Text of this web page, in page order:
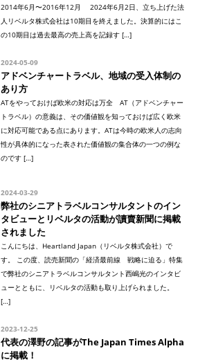
2014年6月〜2016年12月 2024年6月2日、立ち上げた法
人リベルタ株式会社は10期目を終えました。決算的にはこ
の10期目は過去最高の売上高を記録す […]
2024-05-09
アドベンチャートラベル、地域の受入体制の
あり方
ATをやっておけば欧米の対応は万全 AT（アドベンチャー
トラベル）の意義は、その価値観を知っておけば広く欧米
に対応可能である点にあります。ATは今時の欧米人の志向
性が具体的になった表された価値観の集合体の一つの例な
のです […]
2024-03-29
弊社のシニアトラベルコンサルタントのイン
タビューとリベルタの活動が讀賣新聞に掲載
されました
こんにちは、Heartland Japan（リベルタ株式会社）で
す。 この度、読売新聞の「経済最前線 戦略に迫る」特集
で弊社のシニアトラベルコンサルタント西嶋光のインタビ
ューとともに、リベルタの活動も取り上げられました。
[…]
2023-12-25
代表の澤野の記事がThe Japan Times Alpha
に掲載！